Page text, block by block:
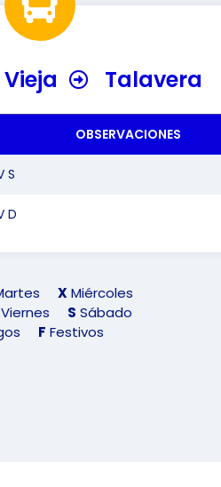
Talavera
OBSERVACIONES
S
D
XMiércoles
Viernes S Sábado
F Festivos